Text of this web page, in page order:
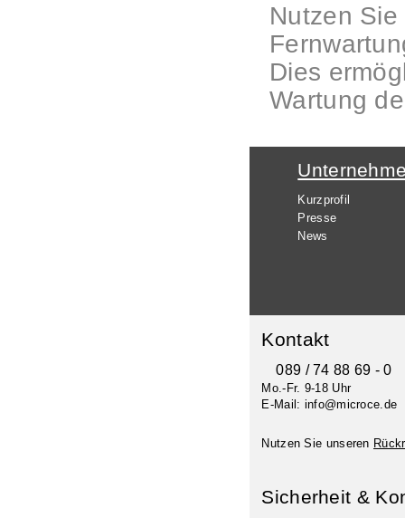
Nutzen
Dies
Wartung
Kurzprofil
Presse
News
Kontakt
089 / 74 88 69 - 0
Mo.-Fr. 9-18 Uhr
E-Mail: info@microce.de
Nutzen Sie unseren
Sicherheit &